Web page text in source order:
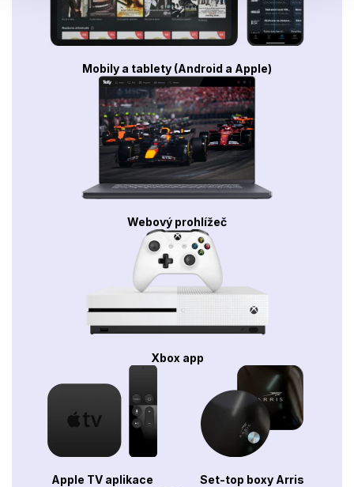
Mobily a tablety (Android a Apple)
Webový prohlížeč
Xbox app
Apple TV aplikace Set-top boxy Arris